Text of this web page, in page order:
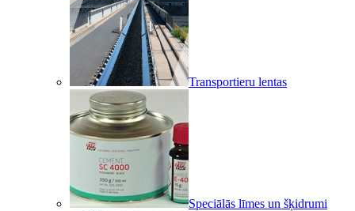
Transportieru lentas
Speciālās līmes un šķidrumi